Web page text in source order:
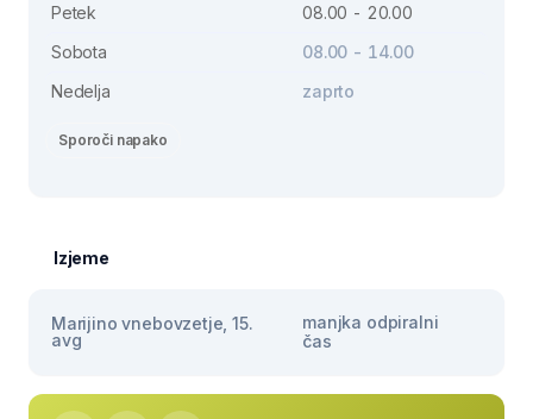
Petek
08.00 - 20.00
Sobota
08.00 - 14.00
Nedelja
zaprto
Sporoči napako
Izjeme
Marijino vnebovzetje, 15.
avg
manjka odpiralni
čas